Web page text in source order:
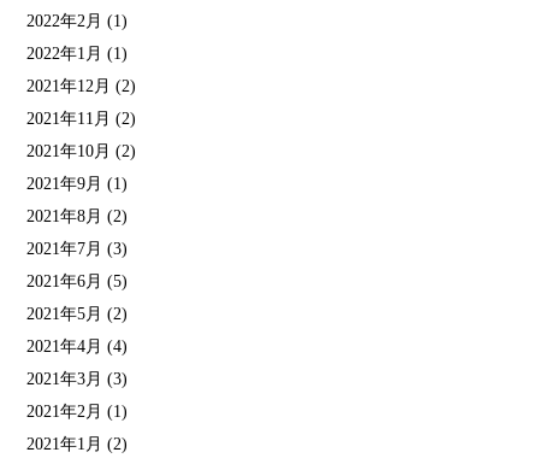
2022年2月 (1)
2022年1月 (1)
2021年12月 (2)
2021年11月 (2)
2021年10月 (2)
2021年9月 (1)
2021年8月 (2)
2021年7月 (3)
2021年6月 (5)
2021年5月 (2)
2021年4月 (4)
2021年3月 (3)
2021年2月 (1)
2021年1月 (2)